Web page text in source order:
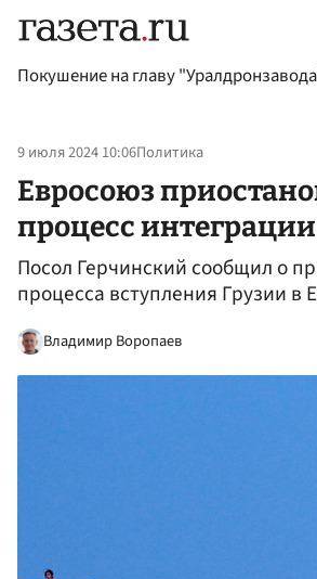
Покушение на главу
9 июля 2024 10:06Политика
Евросоюз
процесс
Посол Герчинский сообщил о
процесса вступления Грузии в
Владимир Воропаев